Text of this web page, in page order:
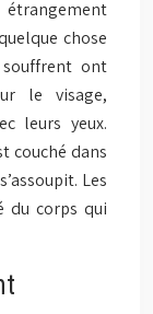
chose
ont
le visage,
leurs yeux.
couché dans
Les
du corps qui